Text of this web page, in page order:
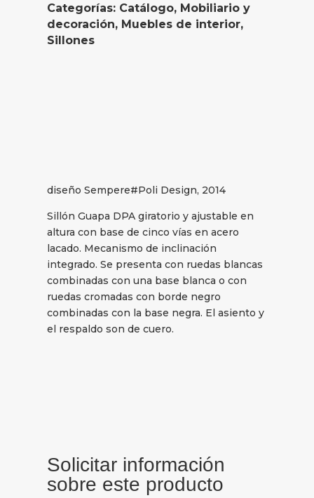
Categorías: Catálogo, Mobiliario y
decoración, Muebles de interior,
Sillones
diseño Sempere#Poli Design, 2014
Sillón Guapa DPA giratorio y ajustable en
altura con base de cinco vías en acero
lacado. Mecanismo de inclinación
integrado. Se presenta con ruedas blancas
combinadas con una base blanca o con
ruedas cromadas con borde negro
combinadas con la base negra. El asiento y
el respaldo son de cuero.
Solicitar información
sobre este producto